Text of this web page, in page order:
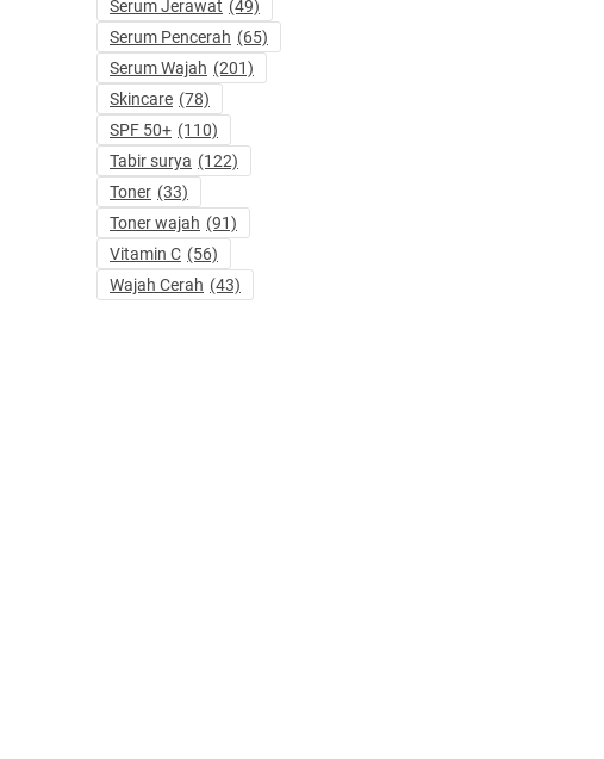
Serum Jerawat (49)
Serum Pencerah (65)
Serum Wajah (201)
Skincare (78)
SPF 50+ (110)
Tabir surya (122)
Toner (33)
Toner wajah (91)
Vitamin C (56)
Wajah Cerah (43)